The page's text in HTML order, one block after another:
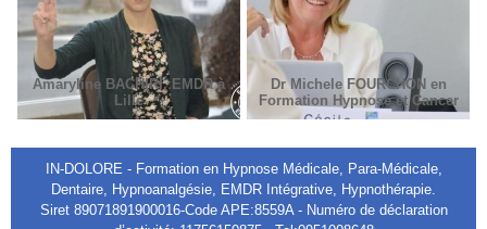
Amaryline BACHIRI, EMDR à
Lille
Dr Michele FOURCHON en
Formation Hypnose et Cancer
IN-DOLORE - Formation en Hypnose Médicale, Para-Médicale,
Dentaire, Hypnoanalgésie, EMDR Intégrative, Hypnothérapie.
Siret 89071891900016-Code APE:8559A - Numéro de déclaration